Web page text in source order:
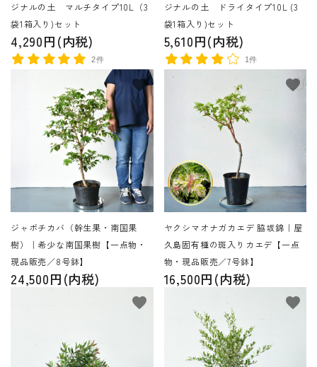
ジナルの土 マルチタイプ10L（3
袋1箱入り)セット
4,290円(内税)
2件
ジナルの土 ドライタイプ10L (3
袋1箱入り)セット
5,610円(内税)
1件
ジャボチカバ（幹生果・南国果
樹）｜希少な南国果樹【一点物・
現品販売／8号鉢】
24,500円(内税)
favorite
ヤクシマオナガカエデ 脇坂錦｜屋
久島固有種の斑入りカエデ【一点
物・現品販売／7号鉢】
16,500円(内税)
favorite
favorite favorite